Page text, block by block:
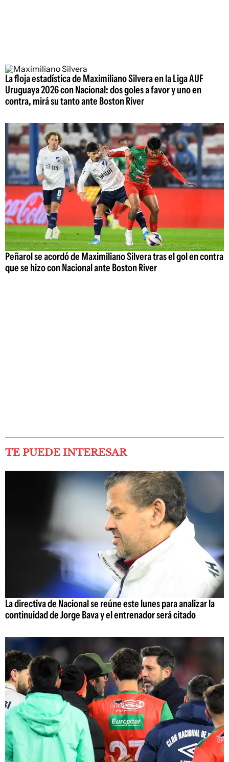
La floja estadística de Maximiliano Silvera en la Liga AUF
Uruguaya 2026 con Nacional: dos goles a favor y uno en
contra, mirá su tanto ante Boston River
Peñarol se acordó de Maximiliano Silvera tras el gol en contra
que se hizo con Nacional ante Boston River
TE PUEDE INTERESAR
La directiva de Nacional se reúne este lunes para analizar la
continuidad de Jorge Bava y el entrenador será citado